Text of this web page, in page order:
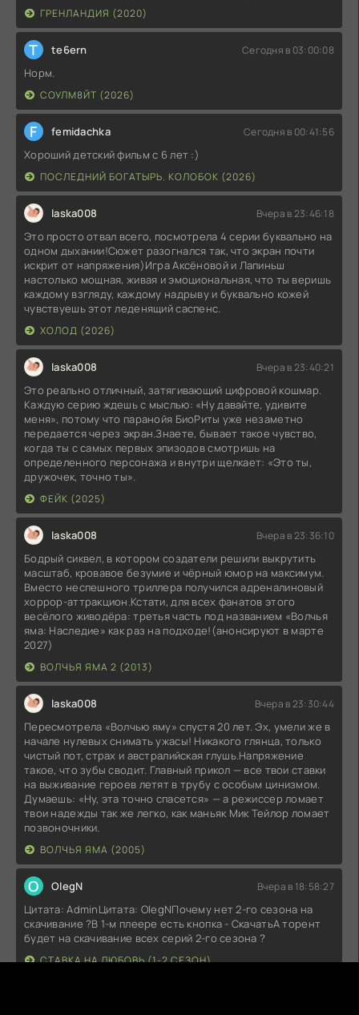
ГРЕНЛАНДИЯ (2020)
T te6ern Сегодня в 03:00:08
Норм.
СОУЛМ8ЙТ (2026)
F femidachka Сегодня в 00:41:56
Хороший детский фильм с 6 лет :)
ПОСЛЕДНИЙ БОГАТЫРЬ. КОЛОБОК (2026)
laska008 Вчера в 23:46:18
Это просто отвал всего, посмотрела 4 серии буквально на
одном дыхании!Сюжет разогнался так, что экран почти
искрит от напряжения)Игра Аксёновой и Лапиньш
настолько мощная, живая и эмоциональная, что ты веришь
каждому взгляду, каждому надрыву и буквально кожей
чувствуешь этот леденящий саспенс.
ХОЛОД (2026)
laska008 Вчера в 23:40:21
Это реально отличный, затягивающий цифровой кошмар.
Каждую серию ждешь с мыслью: «Ну давайте, удивите
меня», потому что паранойя БиоРиты уже незаметно
передается через экран.Знаете, бывает такое чувство,
когда ты с самых первых эпизодов смотришь на
определенного персонажа и внутри щелкает: «Это ты,
дружочек, точно ты».
ФЕЙК (2025)
laska008 Вчера в 23:36:10
Бодрый сиквел, в котором создатели решили выкрутить
масштаб, кровавое безумие и чёрный юмор на максимум.
Вместо неспешного триллера получился адреналиновый
хоррор-аттракцион.Кстати, для всех фанатов этого
весёлого живодёра: третья часть под названием «Волчья
яма: Наследие» как раз на подходе!(анонсируют в марте
2027)
ВОЛЧЬЯ ЯМА 2 (2013)
laska008 Вчера в 23:30:44
Пересмотрела «Волчью яму» спустя 20 лет. Эх, умели же в
начале нулевых снимать ужасы! Никакого глянца, только
чистый пот, страх и австралийская глушь.Напряжение
такое, что зубы сводит. Главный прикол — все твои ставки
на выживание героев летят в трубу с особым цинизмом.
Думаешь: «Ну, эта точно спасется» — а режиссер ломает
твои надежды так же легко, как маньяк Мик Тейлор ломает
позвоночники.
ВОЛЧЬЯ ЯМА (2005)
O OlegN Вчера в 18:58:27
Цитата: AdminЦитата: OlegNПочему нет 2-го сезона на
скачивание ?В 1-м плеере есть кнопка - СкачатьА торент
будет на скачивание всех серий 2-го сезона ?
СТАВКА НА ЛЮБОВЬ (1-2 СЕЗОН)